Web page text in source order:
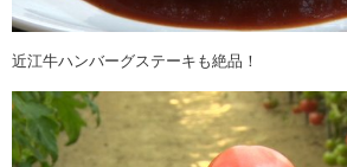
近江牛ハンバーグステーキも絶品！